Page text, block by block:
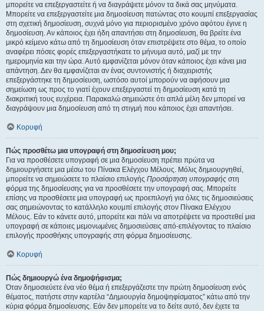
μπορείτε να επεξεργαστείτε ή να διαγράψετε μόνον τα δικά σας μηνύματα.
Μπορείτε να επεξεργαστείτε μια δημοσίευση πατώντας στο κουμπί επεξεργασίας
στη σχετική δημοσίευση, συχνά μόνο για περιορισμένο χρόνο αφότου έγινε η
δημοσίευση. Αν κάποιος έχει ήδη απαντήσει στη δημοσίευση, θα βρείτε ένα
μικρό κείμενο κάτω από τη δημοσίευση όταν επιστρέψετε στο θέμα, το οποίο
αναφέρει πόσες φορές επεξεργαστήκατε το μήνυμα αυτό, μαζί με την
ημερομηνία και την ώρα. Αυτό εμφανίζεται μόνον όταν κάποιος έχει κάνει μια
απάντηση. Δεν θα εμφανίζεται αν ένας συντονιστής ή διαχειριστής
επεξεργάστηκε τη δημοσίευση, ωστόσο αυτοί μπορούν να αφήσουν μια
σημείωση ως προς το γιατί έχουν επεξεργαστεί τη δημοσίευση κατά τη
διακριτική τους ευχέρεια. Παρακαλώ σημειώστε ότι απλά μέλη δεν μπορεί να
διαγράψουν μια δημοσίευση από τη στιγμή που κάποιος έχει απαντήσει.
Κορυφή
Πώς προσθέτω μια υπογραφή στη δημοσίευση μου;
Για να προσθέσετε υπογραφή σε μια δημοσίευση πρέπει πρώτα να
δημιουργήσετε μια μέσω του Πίνακα Ελέγχου Μέλους. Μόλις δημιουργηθεί,
μπορείτε να σημειώσετε το πλαίσιο επιλογής Προσάρτηση υπογραφής στη
φόρμα της δημοσίευσης για να προσθέσετε την υπογραφή σας. Μπορείτε
επίσης να προσθέσετε μια υπογραφή ως προεπιλογή για όλες τις δημοσιεύσεις
σας σημειώνοντας το κατάλληλο κουμπί επιλογής στον Πίνακα Ελέγχου
Μέλους. Εάν το κάνετε αυτό, μπορείτε και πάλι να αποτρέψετε να προστεθεί μια
υπογραφή σε κάποιες μεμονωμένες δημοσιεύσεις από-επιλέγοντας το πλαίσιο
επιλογής προσθήκης υπογραφής στη φόρμα δημοσίευσης.
Κορυφή
Πώς δημιουργώ ένα δημοψήφισμα;
Όταν δημοσιεύετε ένα νέο θέμα ή επεξεργάζεστε την πρώτη δημοσίευση ενός
θέματος, πατήστε στην καρτέλα “Δημιουργία δημοψηφίσματος” κάτω από την
κύρια φόρμα δημοσίευσης. Εάν δεν μπορείτε να το δείτε αυτό, δεν έχετε τα